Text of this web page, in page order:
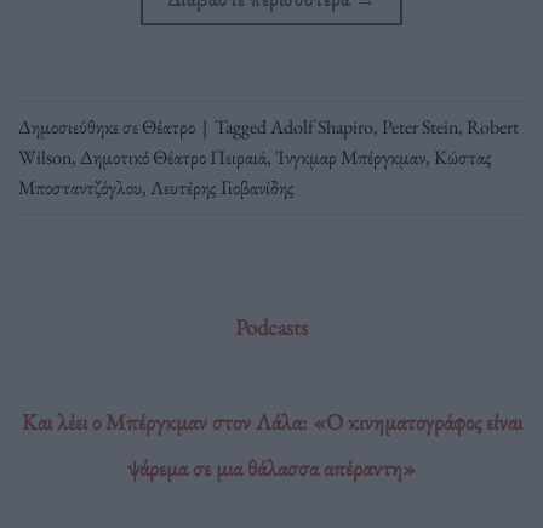
Δημοσιεύθηκε σεΘέατρο | TaggedAdolf Shapiro, Peter Stein, Robert
Wilson, Δημοτικό Θέατρο Πειραιά,Ίνγκμαρ Μπέργκμαν, Κώστας
Μποσταντζόγλου,Λευτέρης Γιοβανίδης
Podcasts
Και λέει ο Μπέργκμαν στον Λάλα: «Ο κινηματογράφος είναι
ψάρεμα σε μια θάλασσα απέραντη»